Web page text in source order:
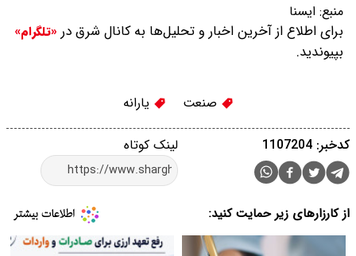
منبع: ایسنا
برای اطلاع از آخرین اخبار و تحلیل‌ها به کانال شرق در «تلگرام»
بپیوندید.
صنعت یارانه
لینک کوتاه کدخبر: 1107204
از کارزارهای زیر حمایت کنید: